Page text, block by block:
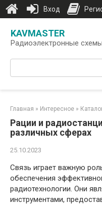
контенту
KAVMASTER
Радиоэлектронные
Поиск:
Главная » Интересное »
Рации и
различных сферах
25.10.2023
Связь играет важную
обеспечения
радиотехнологии. Они
инструментами,
Вход